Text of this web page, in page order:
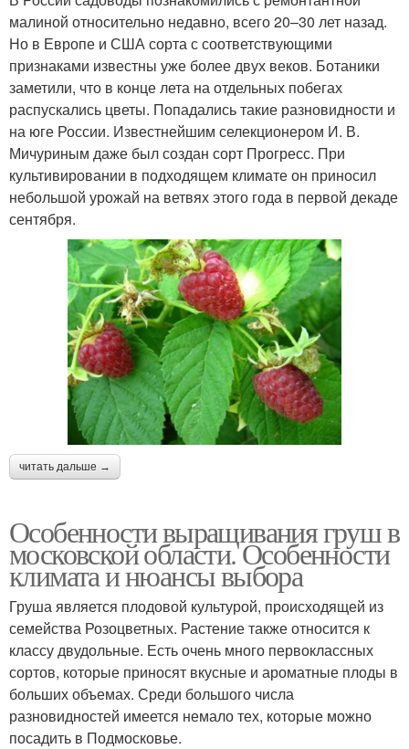
малиной относительно недавно, всего 20–30 лет назад.
Но в Европе и США сорта с соответствующими
признаками известны уже более двух веков. Ботаники
заметили, что в конце лета на отдельных побегах
распускались цветы. Попадались такие разновидности и
на юге России. Известнейшим селекционером И. В.
Мичуриным даже был создан сорт Прогресс. При
культивировании в подходящем климате он приносил
небольшой урожай на ветвях этого года в первой декаде
сентября.
читать дальше →
Особенности выращивания груш в
московской области. Особенности
климата и нюансы выбора
Груша является плодовой культурой, происходящей из
семейства Розоцветных. Растение также относится к
классу двудольные. Есть очень много первоклассных
сортов, которые приносят вкусные и ароматные плоды в
больших объемах. Среди большого числа
разновидностей имеется немало тех, которые можно
посадить в Подмосковье.